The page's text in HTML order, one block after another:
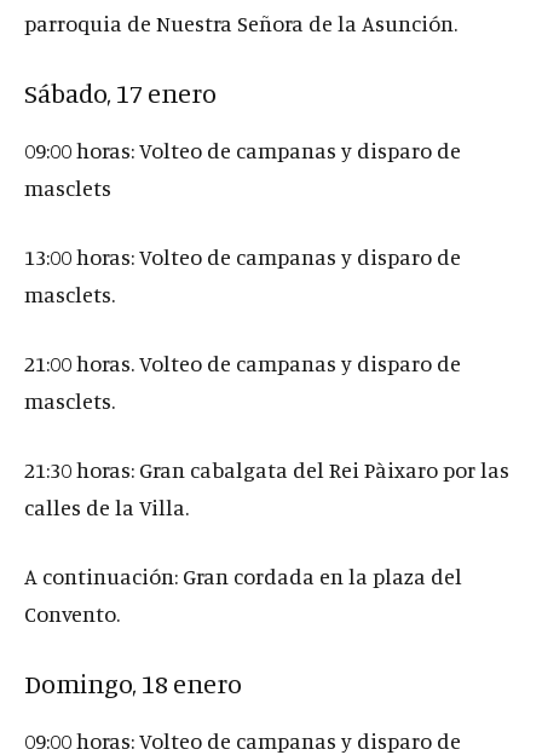
parroquia de Nuestra Señora de la Asunción.
Sábado, 17 enero
09:00 horas: Volteo de campanas y disparo de
masclets
13:00 horas: Volteo de campanas y disparo de
masclets.
21:00 horas. Volteo de campanas y disparo de
masclets.
21:30 horas: Gran cabalgata del Rei Pàixaro por las
calles de la Villa.
A continuación: Gran cordada en la plaza del
Convento.
Domingo, 18 enero
09:00 horas: Volteo de campanas y disparo de